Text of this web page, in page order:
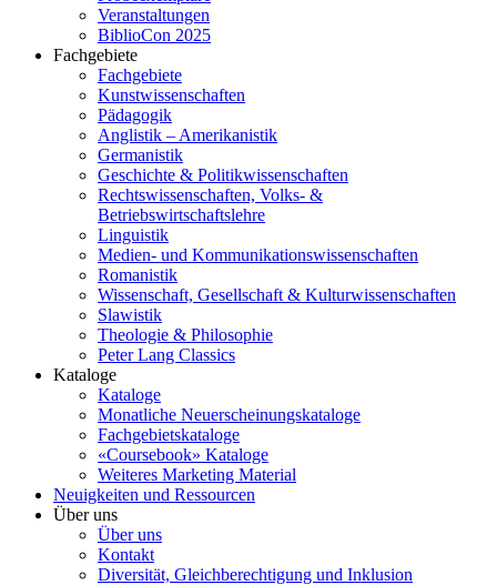
Veranstaltungen
BiblioCon 2025
Fachgebiete
Fachgebiete
Kunstwissenschaften
Pädagogik
Anglistik – Amerikanistik
Germanistik
Geschichte & Politikwissenschaften
Rechtswissenschaften, Volks- &
Betriebswirtschaftslehre
Linguistik
Medien- und Kommunikationswissenschaften
Romanistik
Wissenschaft, Gesellschaft & Kulturwissenschaften
Slawistik
Theologie & Philosophie
Peter Lang Classics
Kataloge
Kataloge
Monatliche Neuerscheinungskataloge
Fachgebietskataloge
«Coursebook» Kataloge
Weiteres Marketing Material
Neuigkeiten und Ressourcen
Über uns
Über uns
Kontakt
Diversität, Gleichberechtigung und Inklusion